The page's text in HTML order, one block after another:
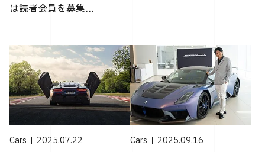
は読者会員を募集...
Cars 2025.07.22 Cars 2025.09.16